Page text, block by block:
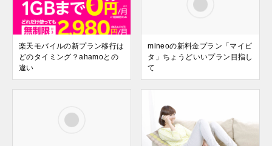
楽天モバイルの新プラン移行は
どのタイミング？ahamoとの
違い
mineoの新料金プラン「マイピ
タ」ちょうどいいプラン目指し
て